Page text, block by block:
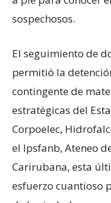
sospechosos.
El seguimiento de
permitió la
contingente de
estratégicas del
Corpoelec,
el Ipsfanb, Ateneo
Carirubana, esta
esfuerzo cuantioso